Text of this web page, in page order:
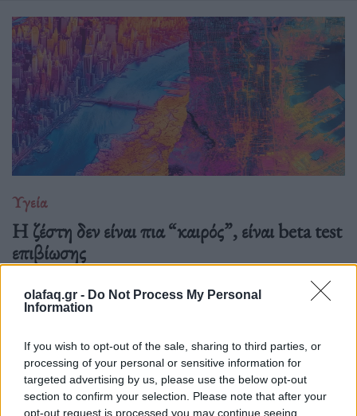
olafaq.gr - Do Not Process My Personal
Information
If you wish to opt-out of the sale, sharing to third parties, or
processing of your personal or sensitive information for
targeted advertising by us, please use the below opt-out
section to confirm your selection. Please note that after your
opt-out request is processed you may continue seeing
Υγεία
Η ζέστη δεν είναι πια “καιρός”, είναι beta test
επιβίωσης
Ξεχάστε το θερμόμετρο και το «πιες νεράκι». Η νέα ζέστη
μετριέται στο πόσο γρήγορα λυγίζει το σώμα, ενώ οι πόλεις
συνεχίζουν να λειτουργούν σαν να βρισκόμαστε ακόμη στο
1994 και περιμένουμε αεράκι.